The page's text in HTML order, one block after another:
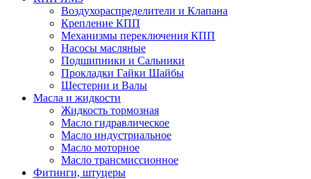
Воздухораспределители и Клапана
Крепление КПП
Механизмы переключения КПП
Насосы масляные
Подшипники и Сальники
Прокладки Гайки Шайбы
Шестерни и Валы
Масла и жидкости
Жидкость тормозная
Масло гидравлическое
Масло индустриальное
Масло моторное
Масло трансмиссионное
Фитинги, штуцеры